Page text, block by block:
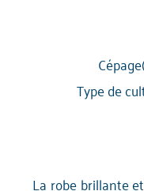
Type de
La robe brillante